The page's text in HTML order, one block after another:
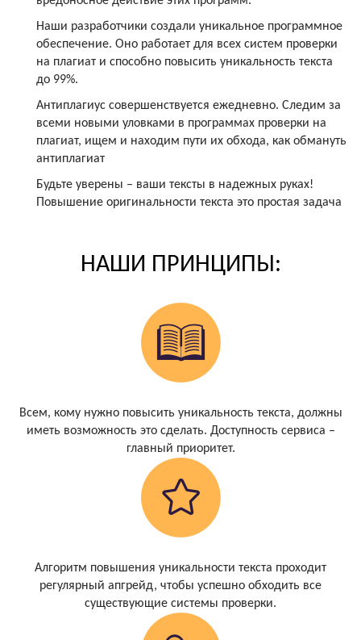
Наши разработчики создали уникальное программное
обеспечение. Оно работает для всех систем проверки
на плагиат и способно повысить уникальность текста
до 99%.
Антиплагиус совершенствуется ежедневно. Следим за
всеми новыми уловками в программах проверки на
плагиат, ищем и находим пути их обхода, как обмануть
антиплагиат
Будьте уверены – ваши тексты в надежных руках!
Повышение оригинальности текста это простая задача
НАШИ ПРИНЦИПЫ:
Всем, кому нужно повысить уникальность текста, должны
иметь возможность это сделать. Доступность сервиса –
главный приоритет.
Алгоритм повышения уникальности текста проходит
регулярный апгрейд, чтобы успешно обходить все
существующие системы проверки.